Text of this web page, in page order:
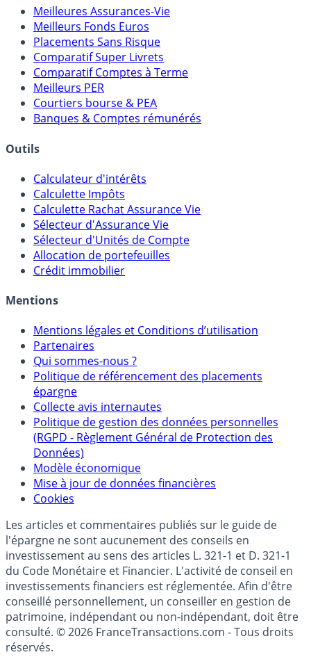
Meilleures Assurances-Vie
Meilleurs Fonds Euros
Placements Sans Risque
Comparatif Super Livrets
Comparatif Comptes à Terme
Meilleurs PER
Courtiers bourse & PEA
Banques & Comptes rémunérés
Outils
Calculateur d'intérêts
Calculette Impôts
Calculette Rachat Assurance Vie
Sélecteur d'Assurance Vie
Sélecteur d'Unités de Compte
Allocation de portefeuilles
Crédit immobilier
Mentions
Mentions légales et Conditions d’utilisation
Partenaires
Qui sommes-nous ?
Politique de référencement des placements
épargne
Collecte avis internautes
Politique de gestion des données personnelles
(RGPD - Règlement Général de Protection des
Données)
Modèle économique
Mise à jour de données financières
Cookies
Les articles et commentaires publiés sur le guide de
l'épargne ne sont aucunement des conseils en
investissement au sens des articles L. 321-1 et D. 321-1
du Code Monétaire et Financier. L'activité de conseil en
investissements financiers est réglementée. Afin d'être
conseillé personnellement, un conseiller en gestion de
patrimoine, indépendant ou non-indépendant, doit être
consulté. © 2026 FranceTransactions.com - Tous droits
réservés.